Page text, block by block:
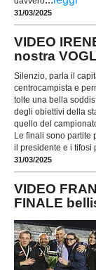
31/03/2025
VIDEO
nostra
Silenzio, parla il
centrocampista e
tolte una bella
degli obiettivi della
quello del
Le finali sono partite
il presidente e i tifosi
31/03/2025
VIDEO
FINALE